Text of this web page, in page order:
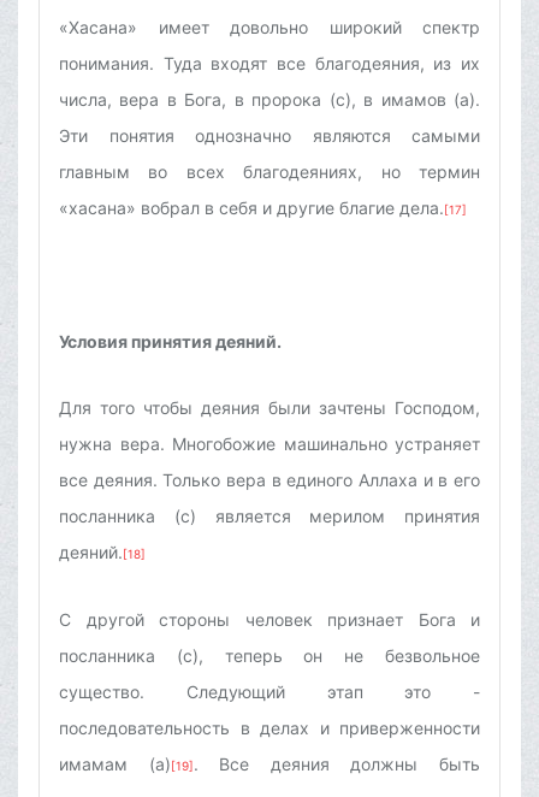
«Хасана» имеет довольно широкий спектр
понимания. Туда входят все благодеяния, из их
числа, вера в Бога, в пророка (с), в имамов (а).
Эти понятия однозначно являются самыми
главным во всех благодеяниях, но термин
«хасана» вобрал в себя и другие благие дела.[17]
Условия принятия деяний.
Для того чтобы деяния были зачтены Господом,
нужна вера. Многобожие машинально устраняет
все деяния. Только вера в единого Аллаха и в его
посланника (с) является мерилом принятия
деяний.[18]
С другой стороны человек признает Бога и
посланника (с), теперь он не безвольное
существо. Следующий этап это -
последовательность в делах и приверженности
имамам (а)[19]. Все деяния должны быть